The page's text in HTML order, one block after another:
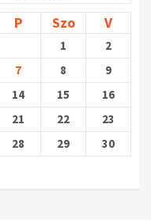
P Szo V
1
2
7 8
9
14 15
16
21 22
23
28 29
30